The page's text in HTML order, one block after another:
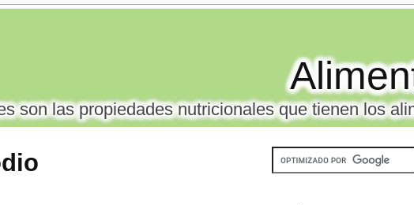
son las propiedades nutricionales que tienen los